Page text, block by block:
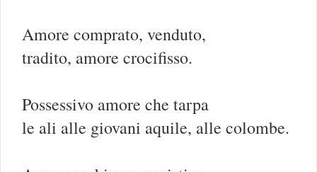
Amore comprato, venduto,
tradito, amore crocifisso.
Possessivo amore che tarpa
le ali alle giovani aquile, alle colombe.